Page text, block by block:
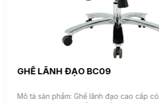
GHẾ LÃNH ĐẠO BC09
Mô tả sản phẩm: Ghế lãnh đạo cao cấp